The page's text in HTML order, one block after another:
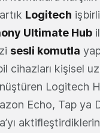
artık Logitech
Ultimate Hub
sesli komutla
cihazları kişisel
Logitech
Echo, Tap ya